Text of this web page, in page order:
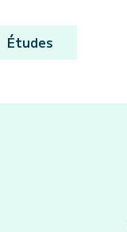
Études